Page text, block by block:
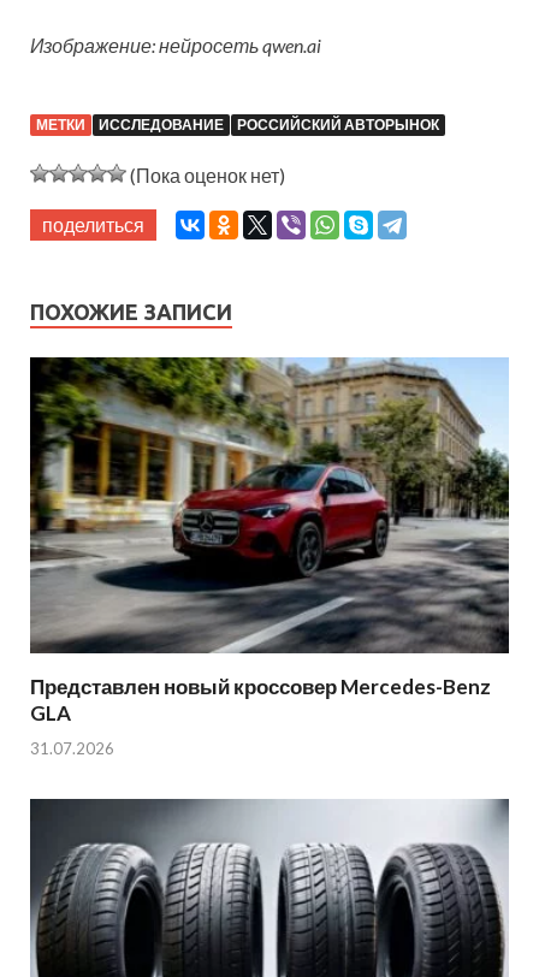
Изображение: нейросеть qwen.ai
МЕТКИ ИССЛЕДОВАНИЕ РОССИЙСКИЙ АВТОРЫНОК
(Пока оценок нет)
поделиться
ПОХОЖИЕ ЗАПИСИ
Представлен новый кроссовер Mercedes-Benz
GLA
31.07.2026